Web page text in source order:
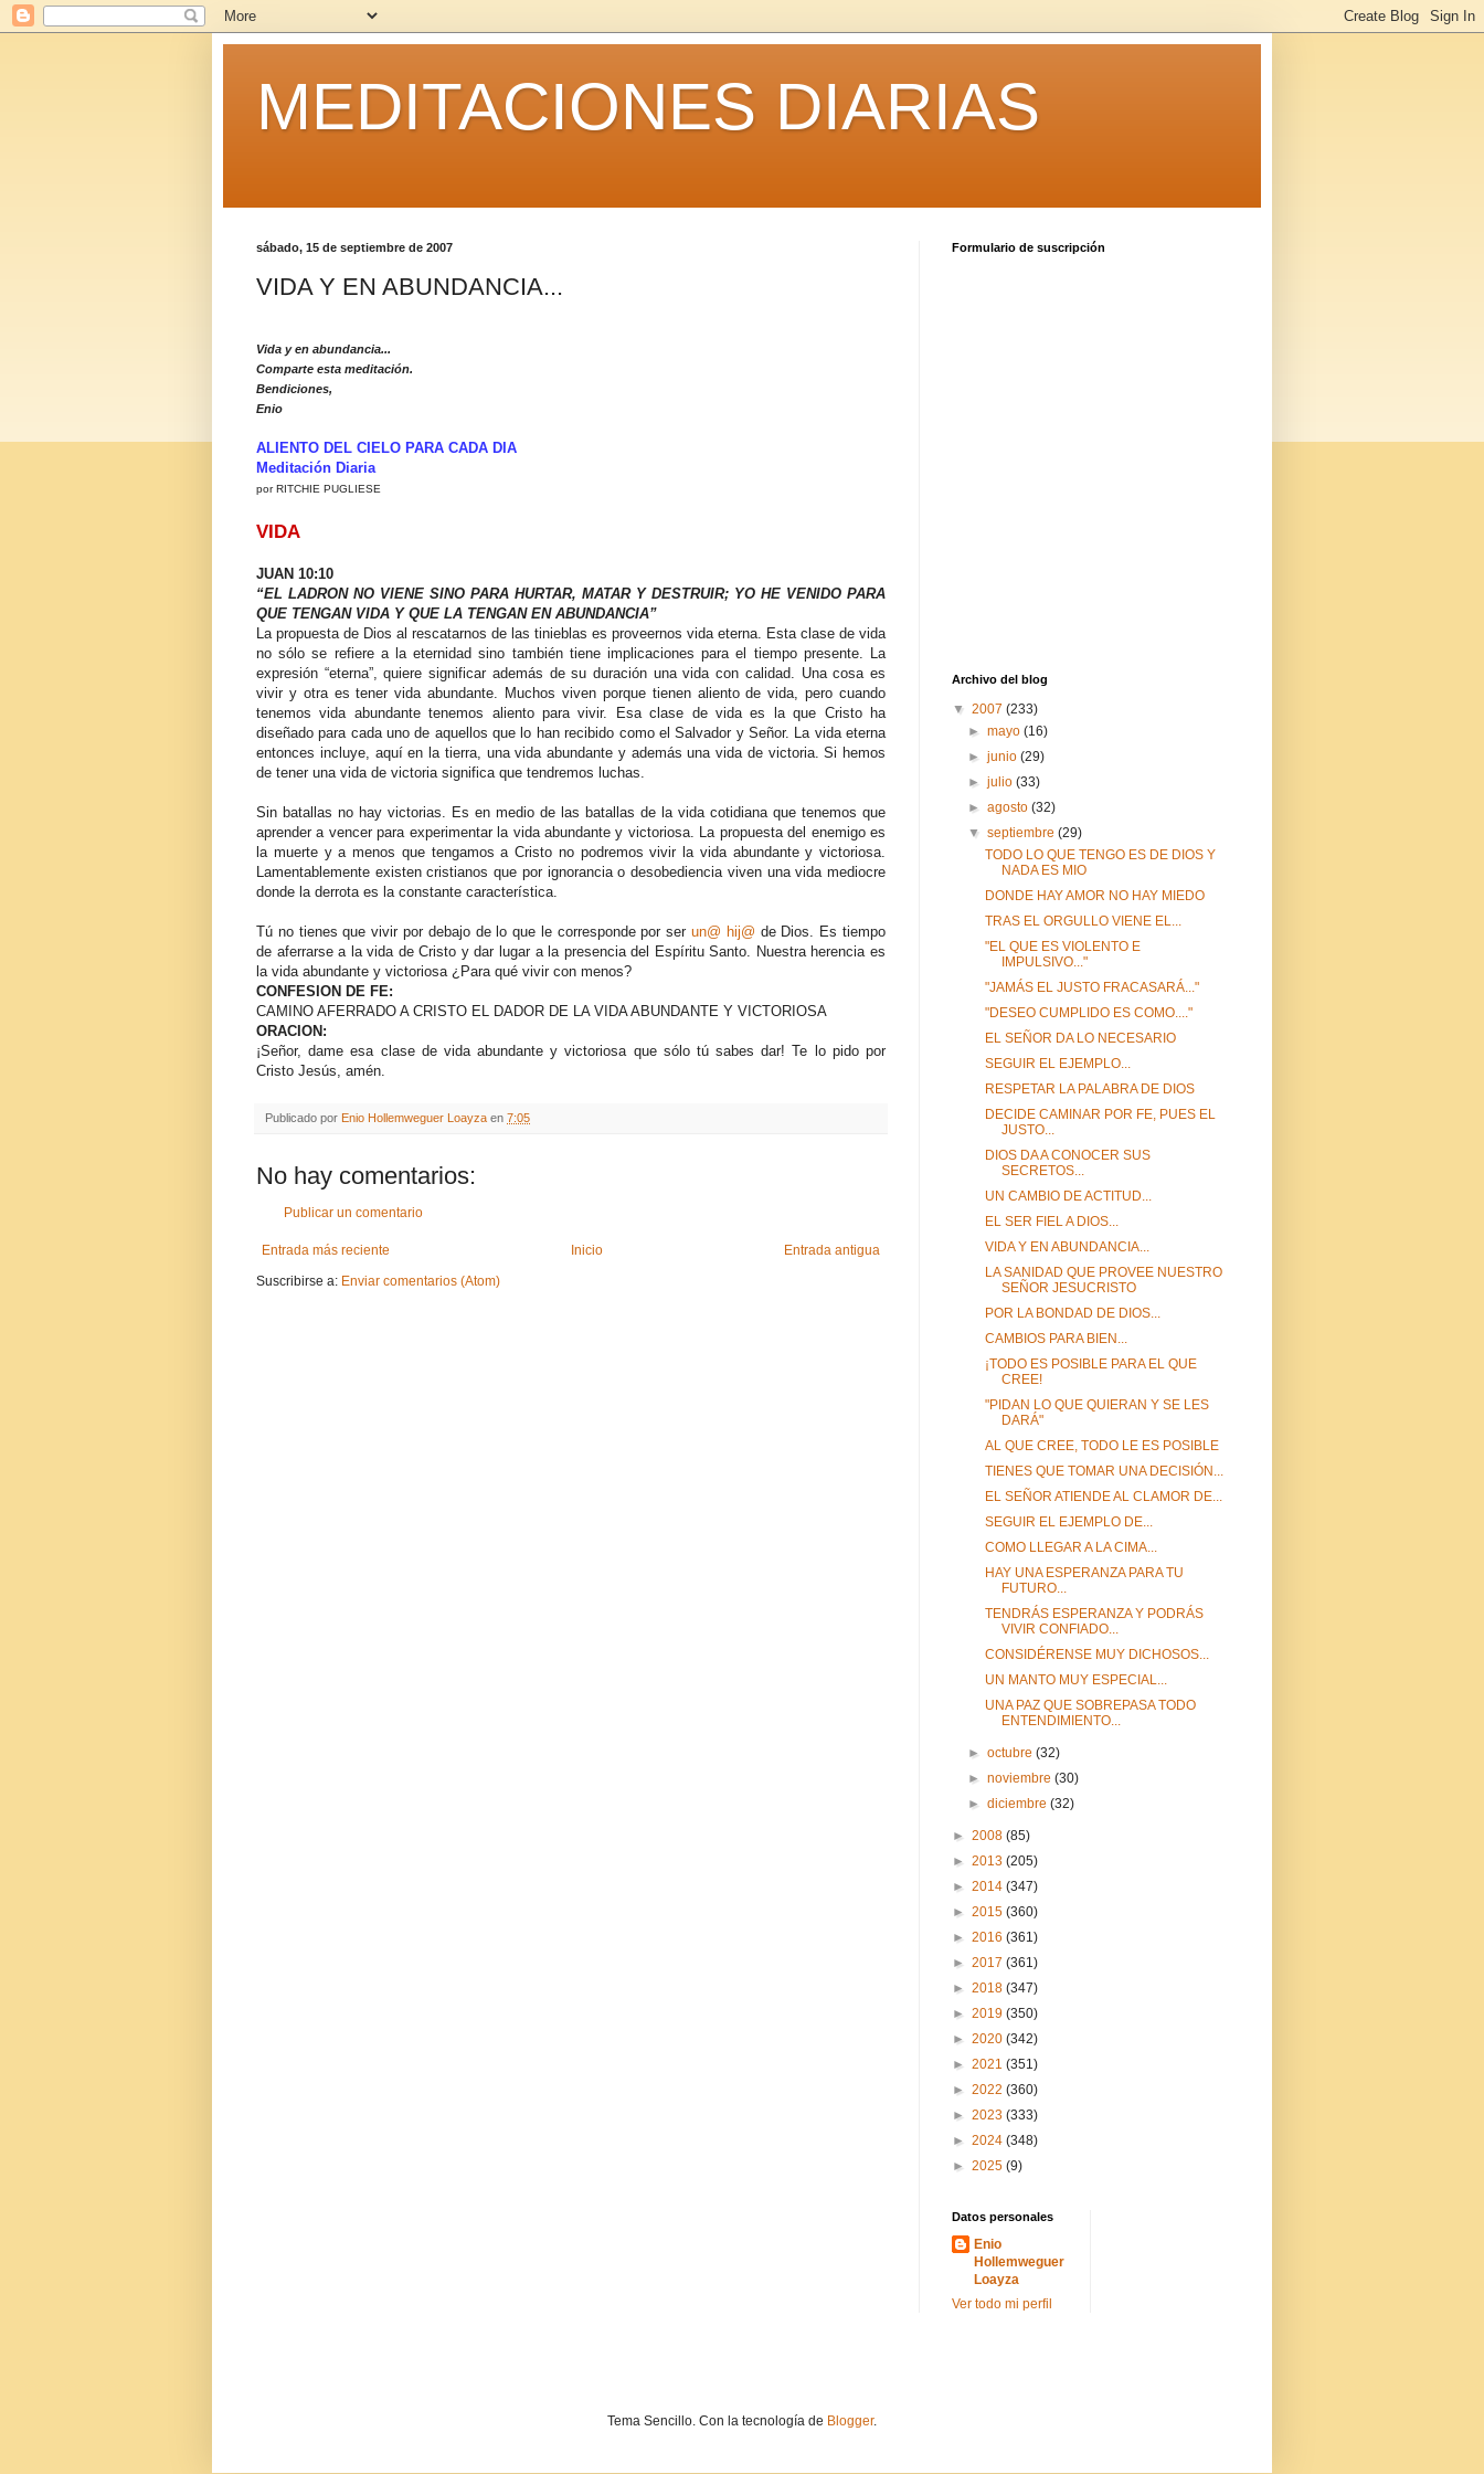
MEDITACIONES DIARIAS
sábado, 15 de septiembre de 2007
VIDA Y EN ABUNDANCIA...
Vida y en abundancia...
Comparte esta meditación.
Bendiciones,
Enio
ALIENTO DEL CIELO PARA CADA DIA
Meditación Diaria
por RITCHIE PUGLIESE
VIDA
JUAN 10:10
“EL LADRON NO VIENE SINO PARA HURTAR, MATAR Y DESTRUIR; YO HE VENIDO PARA
QUE TENGAN VIDA Y QUE LA TENGAN EN ABUNDANCIA”
La propuesta de Dios al rescatarnos de las tinieblas es proveernos vida eterna. Esta clase de vida
no sólo se refiere a la eternidad sino también tiene implicaciones para el tiempo presente. La
expresión “eterna”, quiere significar además de su duración una vida con calidad. Una cosa es
vivir y otra es tener vida abundante. Muchos viven porque tienen aliento de vida, pero cuando
tenemos vida abundante tenemos aliento para vivir. Esa clase de vida es la que Cristo ha
diseñado para cada uno de aquellos que lo han recibido como el Salvador y Señor. La vida eterna
entonces incluye, aquí en la tierra, una vida abundante y además una vida de victoria. Si hemos
de tener una vida de victoria significa que tendremos luchas.
Sin batallas no hay victorias. Es en medio de las batallas de la vida cotidiana que tenemos que
aprender a vencer para experimentar la vida abundante y victoriosa. La propuesta del enemigo es
la muerte y a menos que tengamos a Cristo no podremos vivir la vida abundante y victoriosa.
Lamentablemente existen cristianos que por ignorancia o desobediencia viven una vida mediocre
donde la derrota es la constante característica.
Tú no tienes que vivir por debajo de lo que le corresponde por serun@ hij@ de Dios. Es tiempo
de aferrarse a la vida de Cristo y dar lugar a la presencia del Espíritu Santo. Nuestra herencia es
la vida abundante y victoriosa ¿Para qué vivir con menos?
CONFESION DE FE:
CAMINO AFERRADO A CRISTO EL DADOR DE LA VIDA ABUNDANTE Y VICTORIOSA
ORACION:
¡Señor, dame esa clase de vida abundante y victoriosa que sólo tú sabes dar! Te lo pido por
Cristo Jesús, amén.
Publicado por Enio Hollemweguer Loayza en 7:05
No hay comentarios:
Publicar un comentario
Entrada más reciente Entrada antigua
Inicio
Suscribirse a: Enviar comentarios (Atom)
Formulario de suscripción
Archivo del blog
▼ 2007 (233)
►mayo(16)
►junio(29)
►julio(33)
►agosto(32)
▼septiembre(29)
TODO LO QUE TENGO ES DE DIOS Y
NADA ES MIO
DONDE HAY AMOR NO HAY MIEDO
TRAS EL ORGULLO VIENE EL...
"EL QUE ES VIOLENTO E
IMPULSIVO..."
"JAMÁS EL JUSTO FRACASARÁ..."
"DESEO CUMPLIDO ES COMO...."
EL SEÑOR DA LO NECESARIO
SEGUIR EL EJEMPLO...
RESPETAR LA PALABRA DE DIOS
DECIDE CAMINAR POR FE, PUES EL
JUSTO...
DIOS DA A CONOCER SUS
SECRETOS...
UN CAMBIO DE ACTITUD...
EL SER FIEL A DIOS...
VIDA Y EN ABUNDANCIA...
LA SANIDAD QUE PROVEE NUESTRO
SEÑOR JESUCRISTO
POR LA BONDAD DE DIOS...
CAMBIOS PARA BIEN...
¡TODO ES POSIBLE PARA EL QUE
CREE!
"PIDAN LO QUE QUIERAN Y SE LES
DARÁ"
AL QUE CREE, TODO LE ES POSIBLE
TIENES QUE TOMAR UNA DECISIÓN...
EL SEÑOR ATIENDE AL CLAMOR DE...
SEGUIR EL EJEMPLO DE...
COMO LLEGAR A LA CIMA...
HAY UNA ESPERANZA PARA TU
FUTURO...
TENDRÁS ESPERANZA Y PODRÁS
VIVIR CONFIADO...
CONSIDÉRENSE MUY DICHOSOS...
UN MANTO MUY ESPECIAL...
UNA PAZ QUE SOBREPASA TODO
ENTENDIMIENTO...
►octubre(32)
►noviembre(30)
►diciembre(32)
► 2008 (85)
► 2013 (205)
► 2014 (347)
► 2015 (360)
► 2016 (361)
► 2017 (361)
► 2018 (347)
► 2019 (350)
► 2020 (342)
► 2021 (351)
► 2022 (360)
► 2023 (333)
► 2024 (348)
► 2025 (9)
Datos personales
Enio
Hollemweguer
Loayza
Ver todo mi perfil
Tema Sencillo. Con la tecnología de Blogger.